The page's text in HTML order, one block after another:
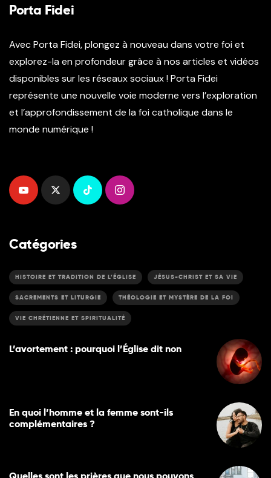
Porta Fidei
Avec Porta Fidei, plongez à nouveau dans votre foi et
explorez-la en profondeur grâce à nos articles et vidéos
disponibles sur les réseaux sociaux ! Porta Fidei
représente une nouvelle voie moderne vers l’exploration
et l’approfondissement de la foi catholique dans le
monde numérique !
Catégories
HISTOIRE ET TRADITION DE L’ÉGLISE JÉSUS-CHRIST ET SA VIE
SACREMENTS ET LITURGIE THÉOLOGIE ET MYSTÈRE DE LA FOI
VIE CHRÉTIENNE ET SPIRITUALITÉ
L’avortement : pourquoi l’Église dit non
En quoi l’homme et la femme sont-ils
complémentaires ?